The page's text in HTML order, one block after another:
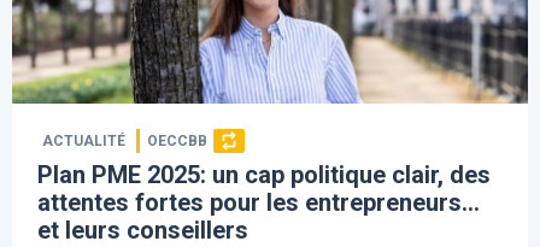
ACTUALITÉ OECCBB
Plan PME 2025: un cap politique clair, des
attentes fortes pour les entrepreneurs…
et leurs conseillers